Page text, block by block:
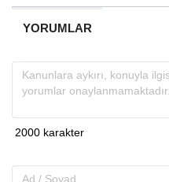
YORUMLAR